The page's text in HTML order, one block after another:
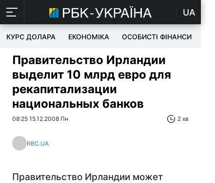
UA
КУРС ДОЛАРА ЕКОНОМІКА ОСОБИСТІ ФІНАНСИ
Правительство Ирландии
выделит 10 млрд евро для
рекапитализации
национальных банков
08:25 15.12.2008 Пн 2 хв
RBC.UA
Правительство Ирландии может